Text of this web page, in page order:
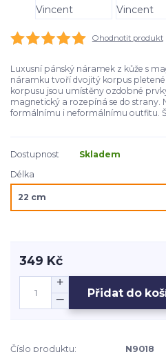
Ohodnotit produkt
Luxusní pánský náramek z kůže s
náramku tvoří dvojitý korpus
korpusu jsou umístěny ozdobné
magnetický a rozepíná se do strany.
formálnímu i neformálnímu outfitu.
Dostupnost
Skladem
Délka
349 Kč
Přidat do
Číslo produktu:
N9018